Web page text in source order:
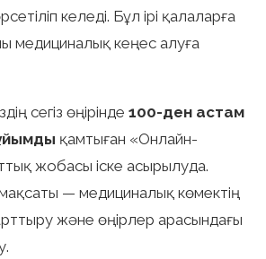
келеді. Бұл ірі қалаларға
медициналық кеңес алуға
сегіз өңірінде 100-ден астам
қамтыған «Онлайн-
жобасы іске асырылуда.
— медициналық көмектің
арттыру және өңірлер арасындағы